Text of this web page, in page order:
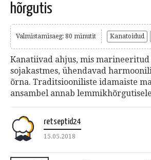
hõrgutis
Valmistamisaeg: 80 minutit Kanatoidud
Kanatiivad ahjus, mis
sojakastmes, ühendavad
õrna. Traditsiooniliste idamaiste
ansambel annab
retseptid24
15.05.2018